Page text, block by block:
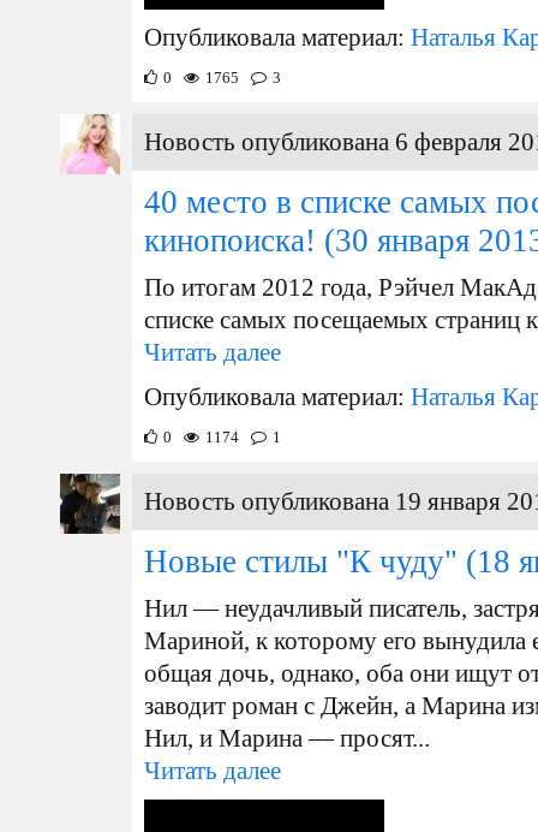
Опубликовала материал: Наталья
0 1765 3
Новость опубликована 6 февраля
40 место в списке самых
кинопоиска! (30 января
По итогам 2012 года, Рэйчел
списке самых посещаемых страниц
Читать далее
Опубликовала материал: Наталья
0 1174 1
Новость опубликована 19 января
Новые стилы "К чуду" (18
Нил — неудачливый писатель,
Мариной, к которому его вынудила
общая дочь, однако, оба они ищут
заводит роман с Джейн, а Марина
Нил, и Марина — просят...
Читать далее